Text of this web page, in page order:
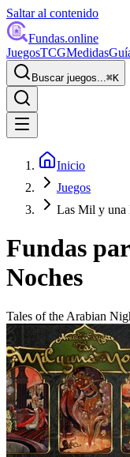
Saltar al contenido
Fundas.online
JuegosTCGMedidas
Buscar juegos...⌘K
Inicio
Juegos
Las Mil y una
Fundas
Noches
Tales of the Arabian